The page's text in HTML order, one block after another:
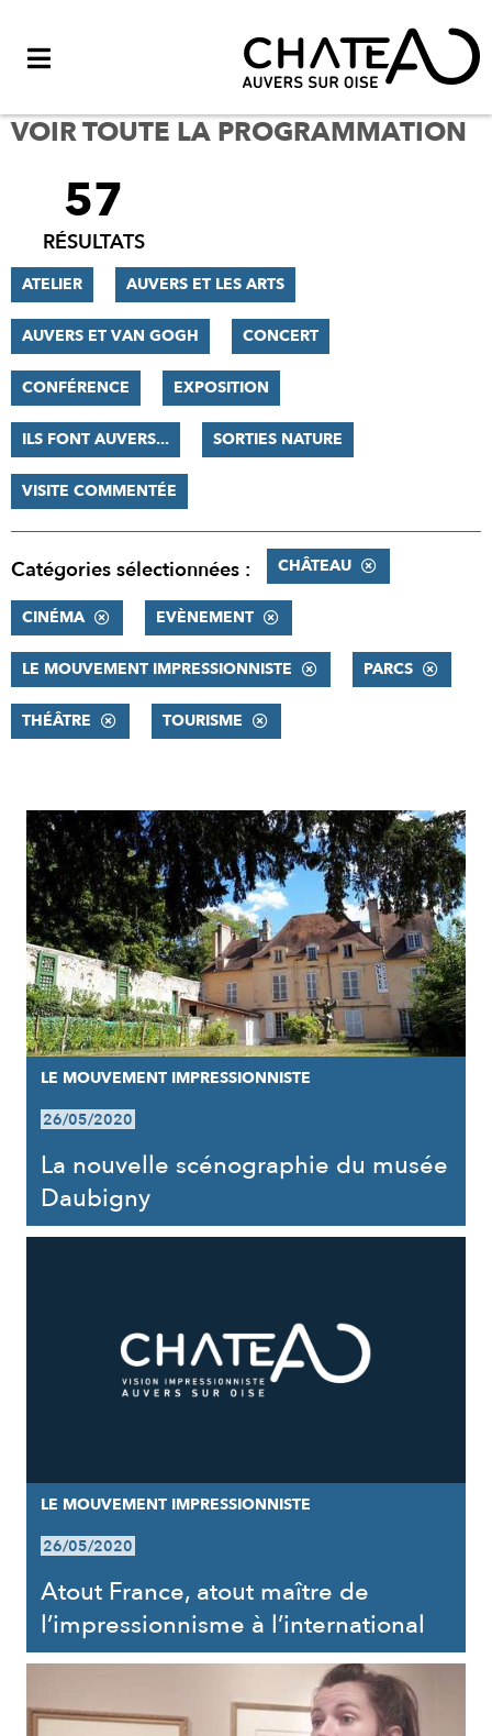
VOIR TOUTE LA PROGRAMMATION
FILTRER
RÉSULTATS
57
RÉSULTATS
ATELIER AUVERS ET LES ARTS
AUVERS ET VAN GOGH CONCERT
CONFÉRENCE EXPOSITION
ILS FONT AUVERS... SORTIES NATURE
VISITE COMMENTÉE
Catégories sélectionnées : CHÂTEAU
CINÉMA EVÈNEMENT
LE MOUVEMENT IMPRESSIONNISTE PARCS
THÉÂTRE TOURISME
RÉSULTATS
LE MOUVEMENT IMPRESSIONNISTE
26/05/2020
La nouvelle scénographie du musée
Daubigny
LE MOUVEMENT IMPRESSIONNISTE
26/05/2020
Atout France, atout maître de
l’impressionnisme à l’international